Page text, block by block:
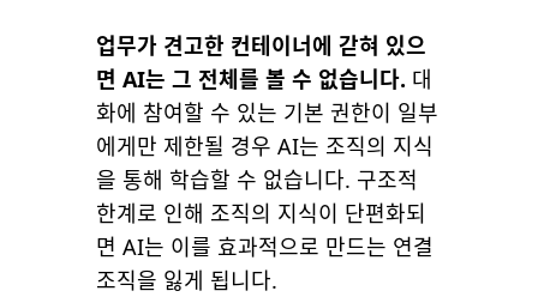
업무가 견고한 컨테이너에 갇혀 있으
면 AI는 그 전체를 볼 수 없습니다. 대
화에 참여할 수 있는 기본 권한이 일부
에게만 제한될 경우 AI는 조직의 지식
을 통해 학습할 수 없습니다. 구조적
한계로 인해 조직의 지식이 단편화되
면 AI는 이를 효과적으로 만드는 연결
조직을 잃게 됩니다.